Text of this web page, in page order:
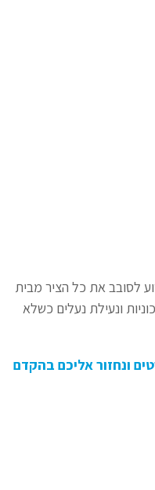
לסובב את כל הציר מבית
ונעילת נעלים כשלא
ונחזור אליכם בהקדם